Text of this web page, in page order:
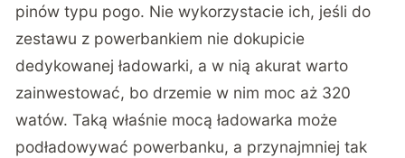
pinów typu pogo. Nie wykorzystacie ich, jeśli do
zestawu z powerbankiem nie dokupicie
dedykowanej ładowarki, a w nią akurat warto
zainwestować, bo drzemie w nim moc aż 320
watów. Taką właśnie mocą ładowarka może
podładowywać powerbanku, a przynajmniej tak